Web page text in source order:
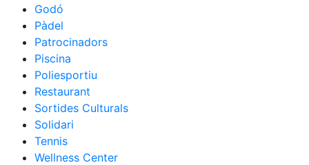
Godó
Pàdel
Patrocinadors
Piscina
Poliesportiu
Restaurant
Sortides Culturals
Solidari
Tennis
Wellness Center